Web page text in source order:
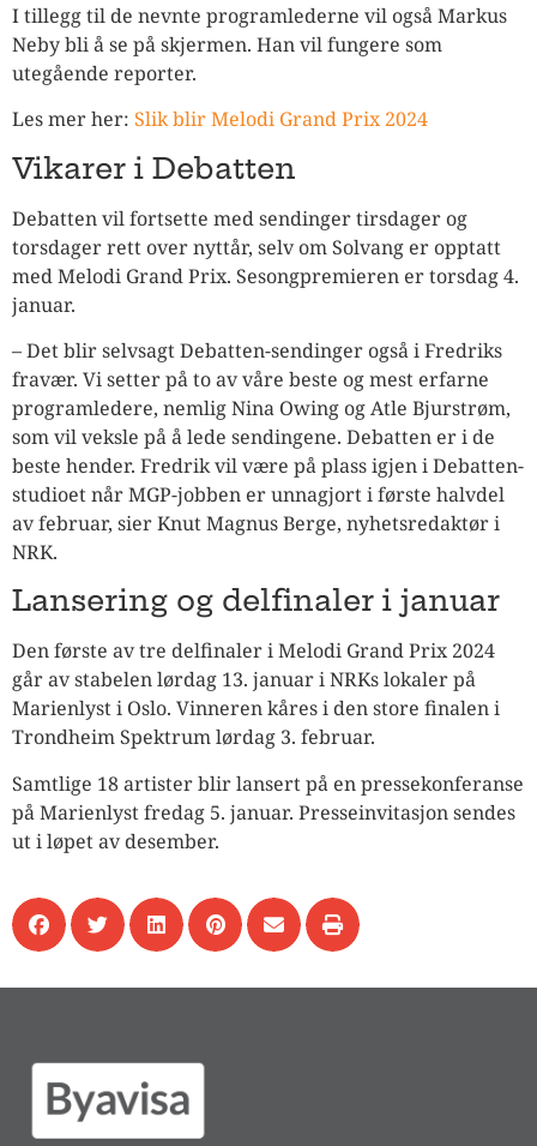
I tillegg til de nevnte programlederne vil også Markus
Neby bli å se på skjermen. Han vil fungere som
utegående reporter.
Les mer her: Slik blir Melodi Grand Prix 2024
Vikarer i Debatten
Debatten vil fortsette med sendinger tirsdager og
torsdager rett over nyttår, selv om Solvang er opptatt
med Melodi Grand Prix. Sesongpremieren er torsdag 4.
januar.
– Det blir selvsagt Debatten-sendinger også i Fredriks
fravær. Vi setter på to av våre beste og mest erfarne
programledere, nemlig Nina Owing og Atle Bjurstrøm,
som vil veksle på å lede sendingene. Debatten er i de
beste hender. Fredrik vil være på plass igjen i Debatten-
studioet når MGP-jobben er unnagjort i første halvdel
av februar, sier Knut Magnus Berge, nyhetsredaktør i
NRK.
Lansering og delfinaler i januar
Den første av tre delfinaler i Melodi Grand Prix 2024
går av stabelen lørdag 13. januar i NRKs lokaler på
Marienlyst i Oslo. Vinneren kåres i den store finalen i
Trondheim Spektrum lørdag 3. februar.
Samtlige 18 artister blir lansert på en pressekonferanse
på Marienlyst fredag 5. januar. Presseinvitasjon sendes
ut i løpet av desember.